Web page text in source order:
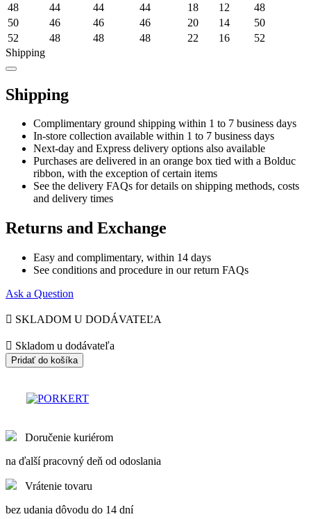
48
44 44 44 18 12
48
50
46 46 46 20 14
50
52
48 48 48 22 16
52
Shipping
Shipping
Complimentary ground shipping within 1 to 7 business days
In-store collection available within 1 to 7 business days
Next-day and Express delivery options also available
Purchases are delivered in an orange box tied with a Bolduc
ribbon, with the exception of certain items
See the delivery FAQs for details on shipping methods, costs
and delivery times
Returns and Exchange
Easy and complimentary, within 14 days
See conditions and procedure in our return FAQs
Ask a Question
 SKLADOM U DODÁVATEĽA
 Skladom u dodávateľa
Pridať do košíka
Doručenie kuriérom
na ďalší pracovný deň od odoslania
Vrátenie tovaru
bez udania dôvodu do 14 dní